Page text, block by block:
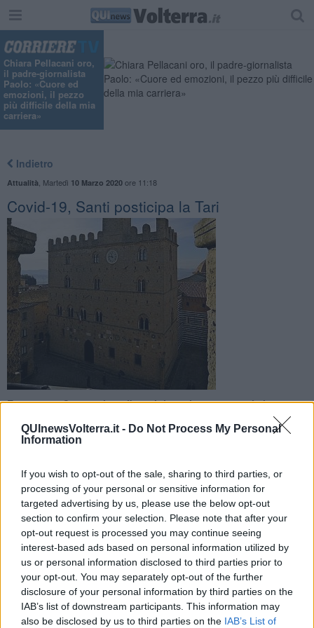
QUInewsVolterra.it - Do Not Process My Personal
Information
If you wish to opt-out of the sale, sharing to third parties, or
processing of your personal or sensitive information for
targeted advertising by us, please use the below opt-out
section to confirm your selection. Please note that after your
opt-out request is processed you may continue seeing
interest-based ads based on personal information utilized by
us or personal information disclosed to third parties prior to
your opt-out. You may separately opt-out of the further
disclosure of your personal information by third parties on the
IAB’s list of downstream participants. This information may
also be disclosed by us to third parties on the IAB’s List of
Chiara Pellacani oro,
il padre-giornalista
Paolo: «Cuore ed
emozioni, il pezzo
più difficile della mia
carriera»
Indietro
Attualità Martedì 10 Marzo 2020ore 11:18
Covid-19, Santi posticipa la Tari
Emergenza Coronavirus, l'amministrazione comunale ha
varato una misura per agevolare i cittadini e e per sostenere le
attività produttive
VOLTERRA —Vista la situazione di emergenza per il
Coronavirus,con l'Italia che è tutta zona rossa per contenere il
contagio, l’amministrazione comunale di Volterra ha adottato una
prima misura per "agevolare i cittadini di Volterra e in modo
particolare per sostenere le attività produttive che più di tutti
sentono il peso delle difficoltà derivate dalla situazione del Paese".
La giunta infatti ha approvato ieri una delibera per fornire agli uffici